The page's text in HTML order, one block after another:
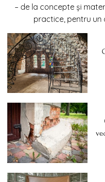
– de la concepte și
practice, pentru